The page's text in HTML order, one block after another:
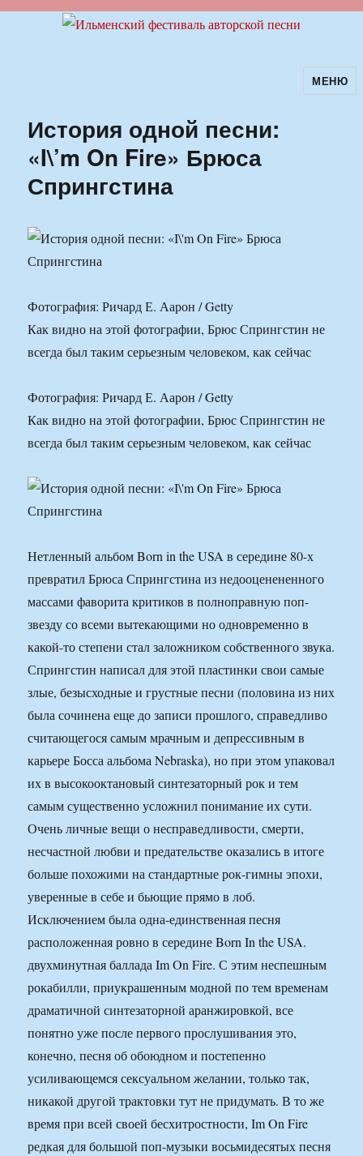
Ильменский фестиваль авторскойМЕНЮ
История одной песни:
«I\’m On Fire» Брюса
Спрингстина
Фотография: Ричард Е. Аарон / Getty
Как видно на этой фотографии, Брюс Спрингстин не
всегда был таким серьезным человеком, как сейчас
Фотография: Ричард Е. Аарон / Getty
Как видно на этой фотографии, Брюс Спрингстин не
всегда был таким серьезным человеком, как сейчас
Нетленный альбом Born in the USA в середине 80-х
превратил Брюса Спрингстина из недооценененного
массами фаворита критиков в полноправную поп-
звезду со всеми вытекающими но одновременно в
какой-то степени стал заложником собственного звука.
Спрингстин написал для этой пластинки свои самые
злые, безысходные и грустные песни (половина из них
была сочинена еще до записи прошлого, справедливо
считающегося самым мрачным и депрессивным в
карьере Босса альбома Nebraska), но при этом упаковал
их в высокооктановый синтезаторный рок и тем
самым существенно усложнил понимание их сути.
Очень личные вещи о несправедливости, смерти,
несчастной любви и предательстве оказались в итоге
больше похожими на стандартные рок-гимны эпохи,
уверенные в себе и бьющие прямо в лоб.
Исключением была одна-единственная песня
расположенная ровно в середине Born In the USA.
двухминутная баллада Im On Fire. С этим неспешным
рокабилли, приукрашенным модной по тем временам
драматичной синтезаторной аранжировкой, все
понятно уже после первого прослушивания это,
конечно, песня об обоюдном и постепенно
усиливающемся сексуальном желании, только так,
никакой другой трактовки тут не придумать. В то же
время при всей своей бесхитростности, Im On Fire
редкая для большой поп-музыки восьмидесятых песня